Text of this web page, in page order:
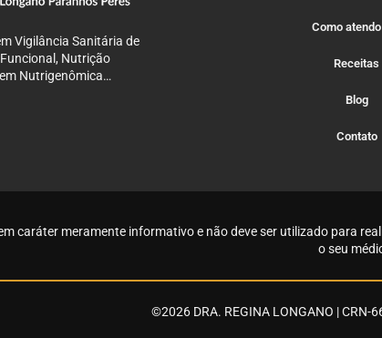
Vigilância Sanitária de
Nutrição
Nutrigenômica…
Como atendo
Receitas
Blog
Contato
caráter meramente informativo e não deve ser utilizado para
o seu
©2026 DRA. REGINA LONGANO | CRN-